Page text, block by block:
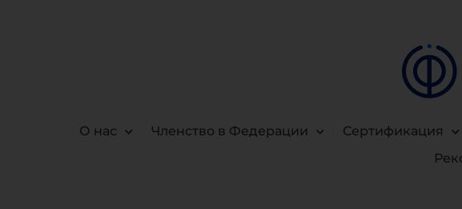
О нас Членство в Федерации Сертификация